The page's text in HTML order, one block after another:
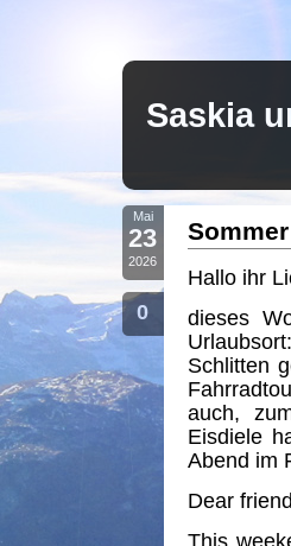
Saskia
Mai
23
2026
0
Hallo ihr
dieses
Schlitten
auch,
Eisdiele
Abend im
Dear
This